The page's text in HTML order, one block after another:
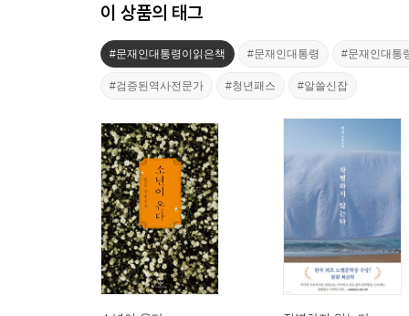
이 상품의 태그
#문재인대통령이읽은책 #문재인대통령 #문재인대통
#검증된역사전문가 #청년패스 #알쓸신잡